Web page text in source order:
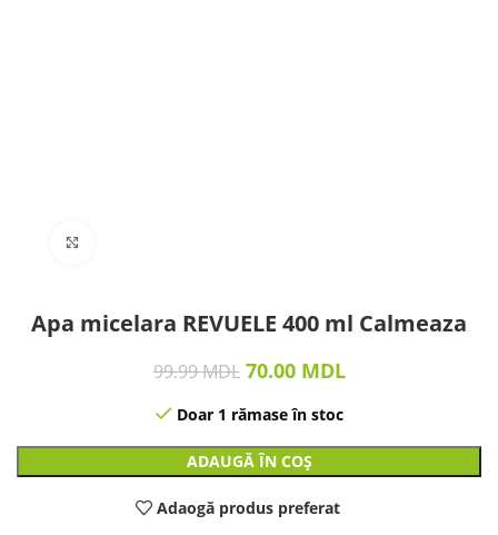
Apa micelara REVUELE 400 ml Calmeaza
99.99MDL 70.00 MDL
Doar 1 rămase în stoc
ADAUGĂ ÎN COȘ
Adaogă produs preferat